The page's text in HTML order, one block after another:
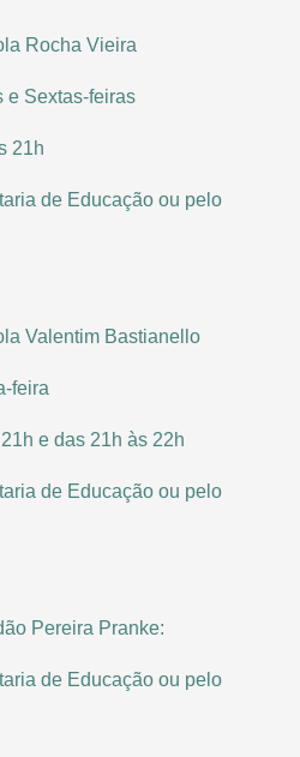
Rocha Vieira
e Sextas-feiras
21h
de Educação ou pelo
Valentim Bastianello
feira
e das 21h às 22h
de Educação ou pelo
Pereira Pranke:
de Educação ou pelo